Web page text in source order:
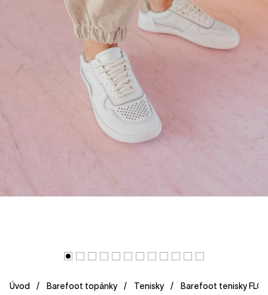
Úvod Barefoot topánky Tenisky Barefoot tenisky